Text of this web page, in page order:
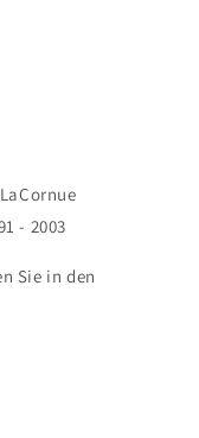
- 2003
Sie in den